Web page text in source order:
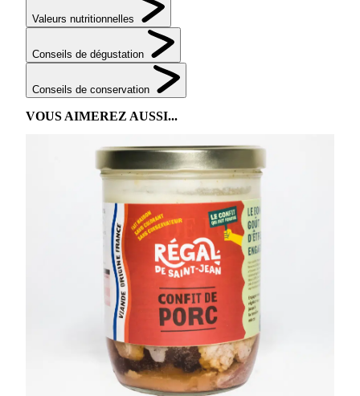
Valeurs nutritionnelles
Conseils de dégustation
Conseils de conservation
VOUS AIMEREZ AUSSI...